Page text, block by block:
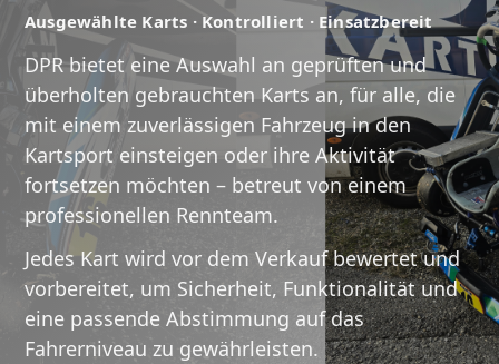
Ausgewählte Karts · Kontrolliert · Einsatzbereit
DPR bietet eine Auswahl an geprüften und
überholten gebrauchten Karts an, für alle, die
mit einem zuverlässigen Fahrzeug in den
Kartsport einsteigen oder ihre Aktivität
fortsetzen möchten – betreut von einem
professionellen Rennteam.
Jedes Kart wird vor dem Verkauf bewertet und
vorbereitet, um Sicherheit, Funktionalität und
eine passende Abstimmung auf das
Fahrerniveau zu gewährleisten.